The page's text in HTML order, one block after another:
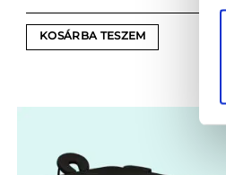
KOSÁRBA TESZEM